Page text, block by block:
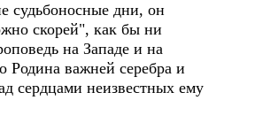
судьбоносные дни, он
скорей", как бы ни
на Западе и на
Родина важней серебра и
сердцами неизвестных ему